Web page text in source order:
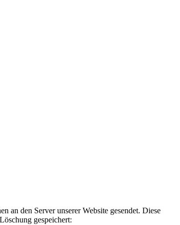
an den Server unserer Website gesendet. Diese
gespeichert: